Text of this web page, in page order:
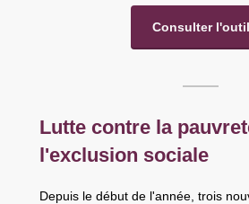
Consulter l'outil
Lutte contre la
l'exclusion sociale
Depuis le début de l'année, trois